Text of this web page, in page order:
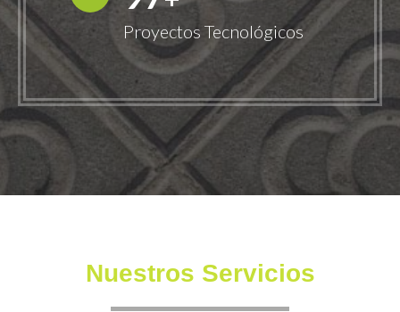
Proyectos Tecnológicos
Nuestros Servicios